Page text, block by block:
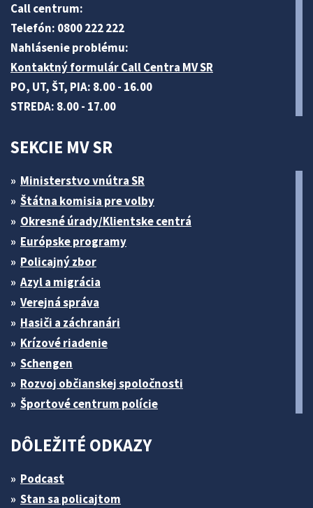
Call centrum:
Telefón: 0800 222 222
Nahlásenie problému:
Kontaktný formulár Call Centra MV SR
PO, UT, ŠT, PIA: 8.00 - 16.00
STREDA: 8.00 - 17.00
SEKCIE MV SR
Ministerstvo vnútra SR
Štátna komisia pre volby
Okresné úrady/Klientske centrá
Európske programy
Policajný zbor
Azyl a migrácia
Verejná správa
Hasiči a záchranári
Krízové riadenie
Schengen
Rozvoj občianskej spoločnosti
Športové centrum polície
DÔLEŽITÉ ODKAZY
Podcast
Stan sa policajtom